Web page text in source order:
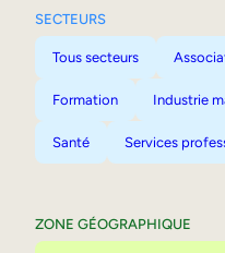
SECTEURS
Tous secteurs
Formation Industrie
Santé Services
ZONE GÉOGRAPHIQUE